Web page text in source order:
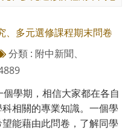
、多元選修課程期末問卷
分類 : 附中新聞、
期，相信大家都在各自
相關的專業知識。一個學
能藉由此問卷，了解同學